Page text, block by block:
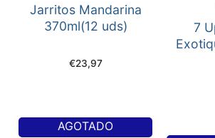
Jarritos Mandarina
370ml(12 uds)
€23,97
AGOTADO
7